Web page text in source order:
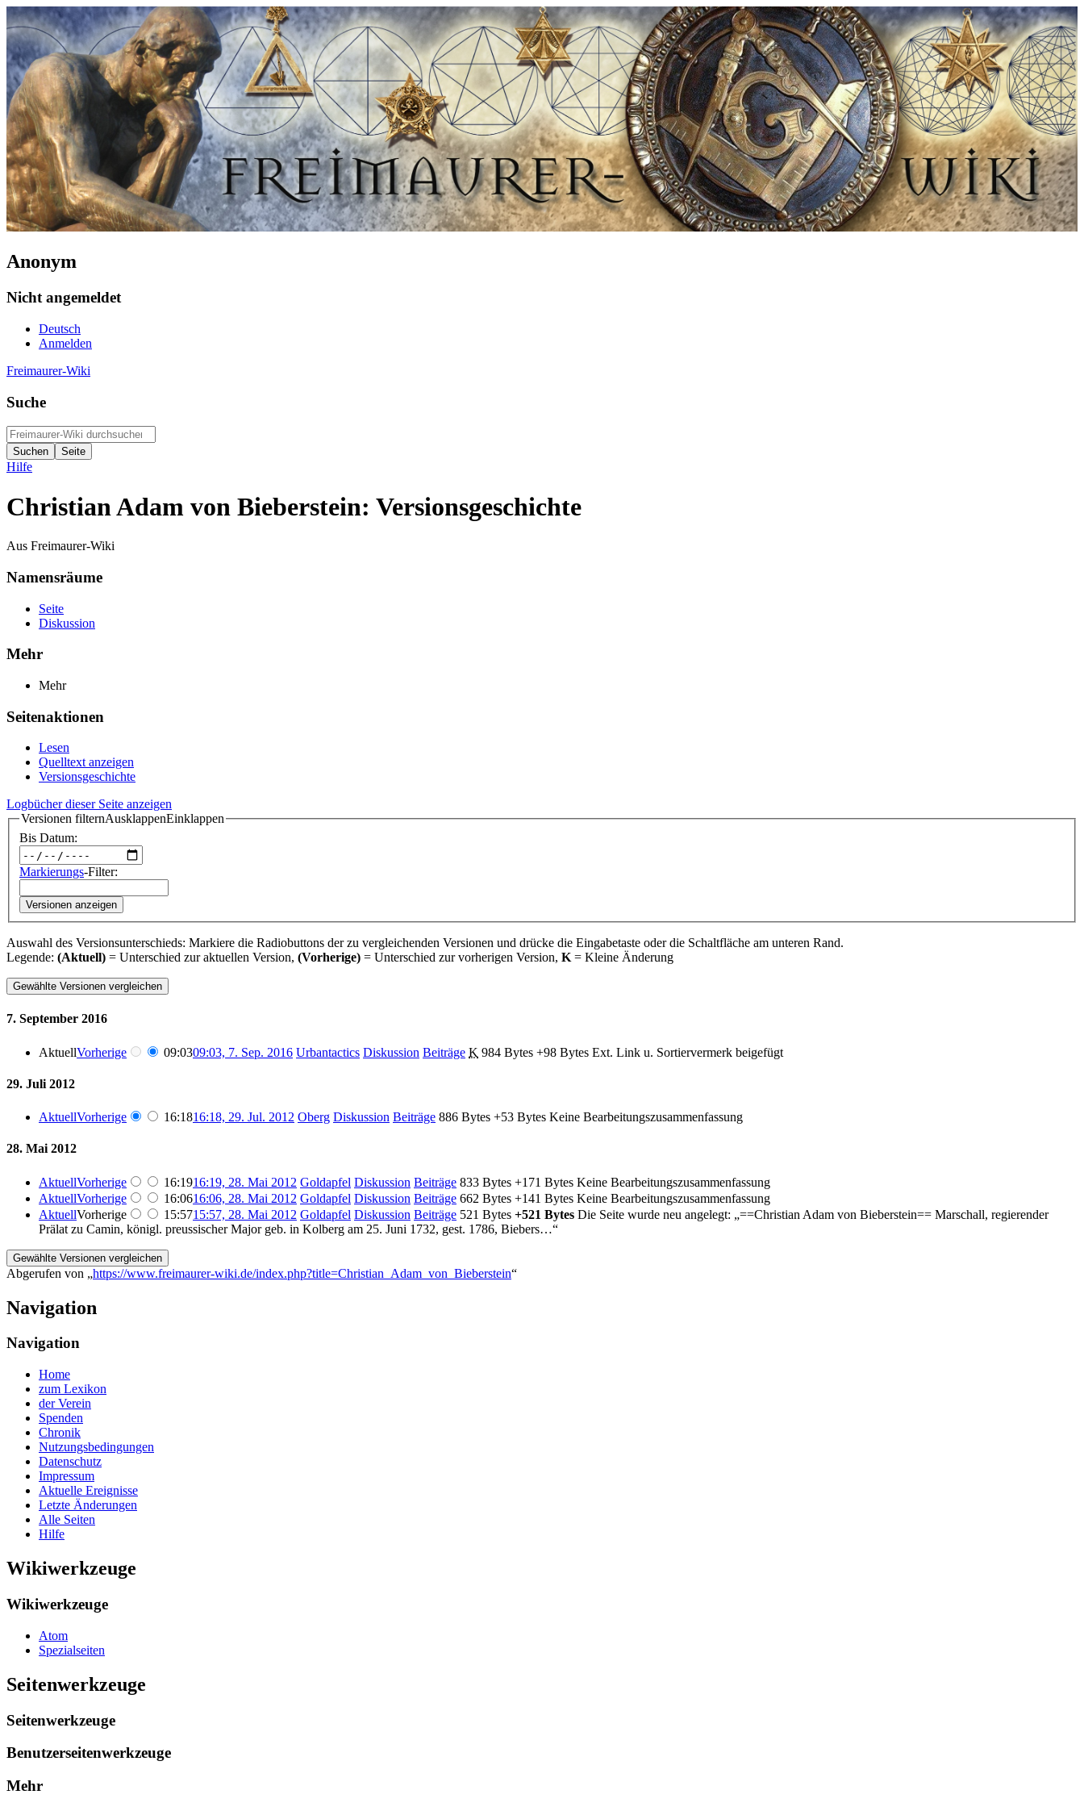
Anonym
Nicht angemeldet
Deutsch
Anmelden
Freimaurer-Wiki
Suche
Hilfe
Christian Adam von Bieberstein: Versionsgeschichte
Aus Freimaurer-Wiki
Namensräume
Seite
Diskussion
Mehr
Mehr
Seitenaktionen
Lesen
Quelltext anzeigen
Versionsgeschichte
Logbücher dieser Seite anzeigen
Versionen filternAusklappenEinklappen
Bis Datum:
Markierungs-Filter:
Versionen anzeigen
Auswahl des Versionsunterschieds: Markiere die Radiobuttons der zu vergleichenden Versionen und drücke die Eingabetaste oder die Schaltfläche am unteren Rand.
Legende: (Aktuell) = Unterschied zur aktuellen Version, (Vorherige) = Unterschied zur vorherigen Version, K = Kleine Änderung
7. September 2016
AktuellVorherige 09:0309:03, 7. Sep. 2016 Urbantactics Diskussion Beiträge K 984 Bytes +98 Bytes Ext. Link u. Sortiervermerk beigefügt
29. Juli 2012
AktuellVorherige 16:1816:18, 29. Jul. 2012 Oberg Diskussion Beiträge 886 Bytes +53 Bytes Keine Bearbeitungszusammenfassung
28. Mai 2012
AktuellVorherige 16:1916:19, 28. Mai 2012 Goldapfel Diskussion Beiträge 833 Bytes +171 Bytes Keine Bearbeitungszusammenfassung
AktuellVorherige 16:0616:06, 28. Mai 2012 Goldapfel Diskussion Beiträge 662 Bytes +141 Bytes Keine Bearbeitungszusammenfassung
AktuellVorherige 15:5715:57, 28. Mai 2012 Goldapfel Diskussion Beiträge 521 Bytes +521 Bytes Die Seite wurde neu angelegt: „==Christian Adam von Bieberstein== Marschall, regierender
Prälat zu Camin, königl. preussischer Major geb. in Kolberg am 25. Juni 1732, gest. 1786, Biebers…“
Abgerufen von „https://www.freimaurer-wiki.de/index.php?title=Christian_Adam_von_Bieberstein“
Navigation
Navigation
Home
zum Lexikon
der Verein
Spenden
Chronik
Nutzungsbedingungen
Datenschutz
Impressum
Aktuelle Ereignisse
Letzte Änderungen
Alle Seiten
Hilfe
Wikiwerkzeuge
Wikiwerkzeuge
Atom
Spezialseiten
Seitenwerkzeuge
Seitenwerkzeuge
Benutzerseitenwerkzeuge
Mehr